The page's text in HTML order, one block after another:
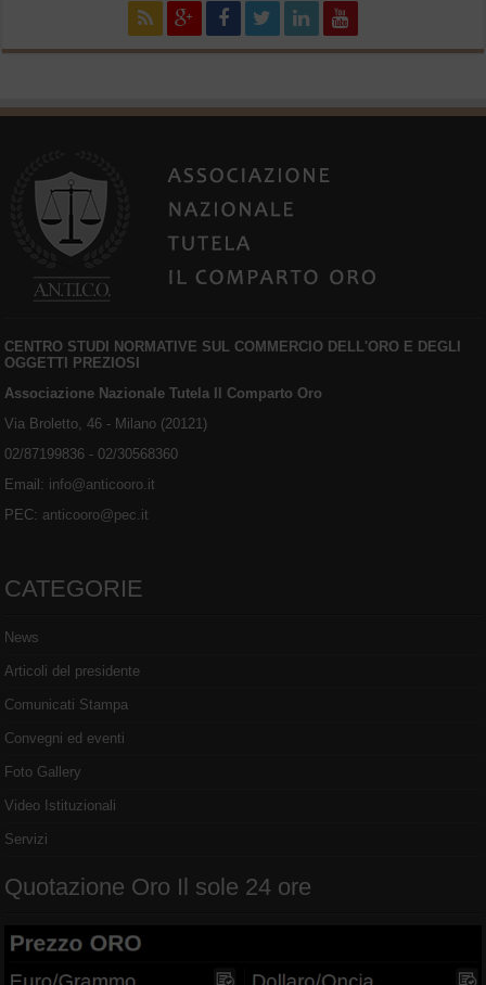
CENTRO STUDI NORMATIVE SUL COMMERCIO DELL'ORO E DEGLI
OGGETTI PREZIOSI
Associazione Nazionale Tutela Il Comparto Oro
Via Broletto, 46 - Milano (20121)
02/87199836 - 02/30568360
Email: info@anticooro.it
PEC: anticooro@pec.it
CATEGORIE
News
Articoli del presidente
Comunicati Stampa
Convegni ed eventi
Foto Gallery
Video Istituzionali
Servizi
Quotazione Oro Il sole 24 ore